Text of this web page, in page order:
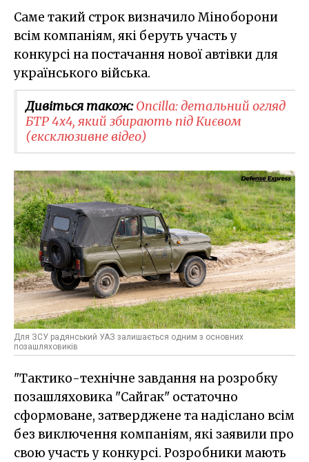
Саме такий строк визначило Міноборони
всім компаніям, які беруть участь у
конкурсі на постачання нової автівки для
українського війська.
Дивіться також:Oncilla: детальний огляд
БТР 4х4, який збирають під Києвом
(ексклюзивне відео)
Для ЗСУ радянський УАЗ залишається одним з основних
позашляховиків
"Тактико-технічне завдання на розробку
позашляховика "Сайгак" остаточно
сформоване, затверджене та надіслано всім
без виключення компаніям, які заявили про
свою участь у конкурсі. Розробники мають